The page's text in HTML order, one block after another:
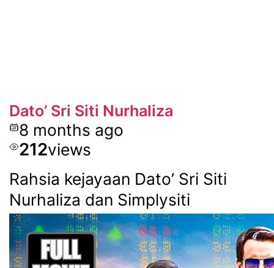
Dato’ Sri Siti Nurhaliza
8 months ago
212views
Rahsia kejayaan Dato’ Sri Siti
Nurhaliza dan Simplysiti